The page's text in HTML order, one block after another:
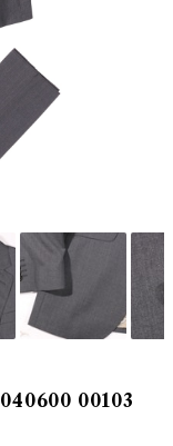
040600 00103